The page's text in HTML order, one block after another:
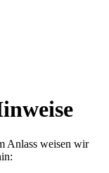
Anlass weisen wir